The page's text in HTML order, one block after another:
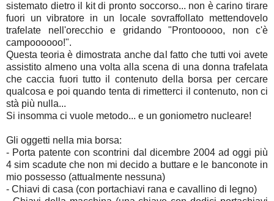
sistemato dietro il kit di pronto soccorso... non è carino tirare
fuori un vibratore in un locale sovraffollato mettendovelo
trafelate nell'orecchio e gridando "Prontooooo, non c'è
campoooooo!".
Questa teoria è dimostrata anche dal fatto che tutti voi avete
assistito almeno una volta alla scena di una donna trafelata
che caccia fuori tutto il contenuto della borsa per cercare
qualcosa e poi quando tenta di rimetterci il contenuto, non ci
stà più nulla...
Si insomma ci vuole metodo... e un goniometro nucleare!
Gli oggetti nella mia borsa:
- Porta patente con scontrini dal dicembre 2004 ad oggi più
4 sim scadute che non mi decido a buttare e le banconote in
mio possesso (attualmente nessuna)
- Chiavi di casa (con portachiavi rana e cavallino di legno)